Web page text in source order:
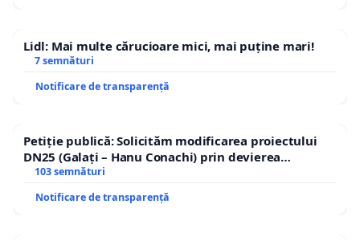
Lidl: Mai multe cărucioare mici, mai puține mari!
7 semnături
Notificare de transparență
Petiție publică: Solicităm modificarea proiectului
DN25 (Galați – Hanu Conachi) prin devierea
traseului în afara localităților!
103 semnături
Notificare de transparență